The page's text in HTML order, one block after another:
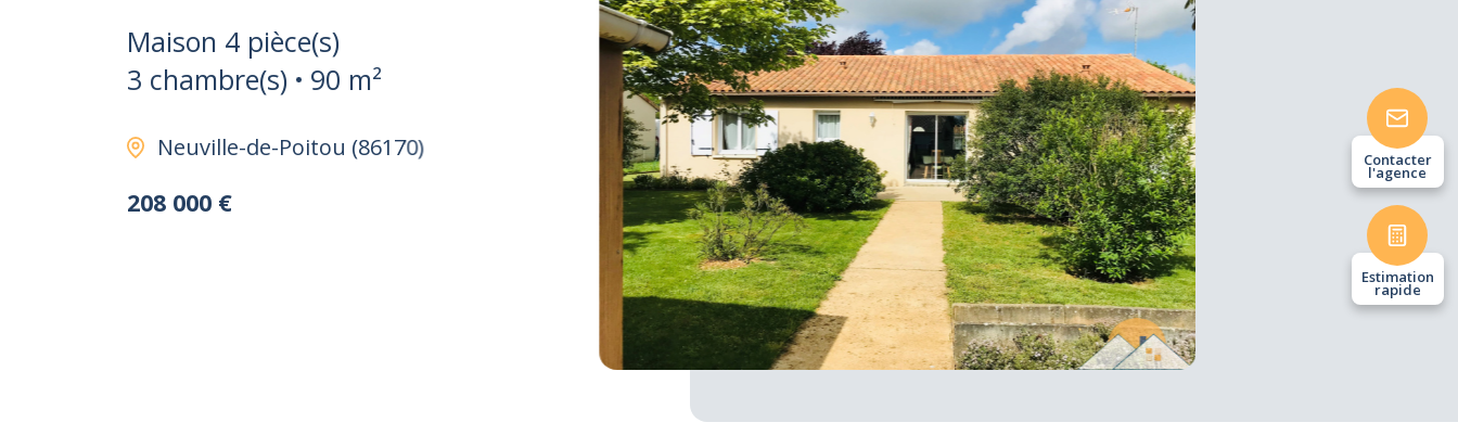
Maison 4 pièce(s)
3 chambre(s)
90 m²
Neuville-de-Poitou (86170)
208 000 €
129
m²
Contacter
l'agence
Estimation
rapide